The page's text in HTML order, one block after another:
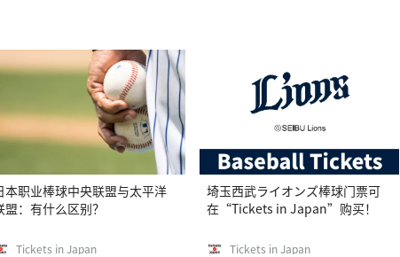
本职业棒球中央联盟与太平洋
盟：有什么区别？
Tickets in Japan
埼玉西武ライオンズ棒球门票可
在“Tickets in Japan”购买！
Tickets in Japan